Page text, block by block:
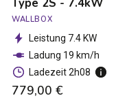
WALLBOX
Leistung 7.4 KW
Ladung 19 km/h
Ladezeit 2h08
779,00 €